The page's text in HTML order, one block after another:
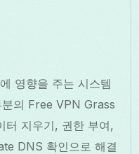
영향을 주는 시스템
의 Free VPN Grass
터 지우기, 권한 부여,
DNS 확인으로 해결